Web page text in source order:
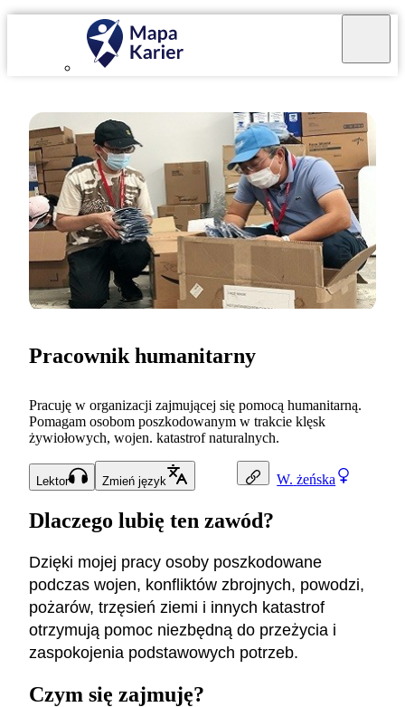
W. żeńska
Pracownik humanitarny
Pracuję w organizacji zajmującej się pomocą humanitarną.
Pomagam osobom poszkodowanym w trakcie klęsk
żywiołowych, wojen. katastrof naturalnych.
Lektor Zmień język
Dlaczego lubię ten zawód?
Dzięki mojej pracy osoby poszkodowane
podczas wojen, konfliktów zbrojnych, powodzi,
pożarów, trzęsień ziemi i innych katastrof
otrzymują pomoc niezbędną do przeżycia i
zaspokojenia podstawowych potrzeb.
Czym się zajmuję?